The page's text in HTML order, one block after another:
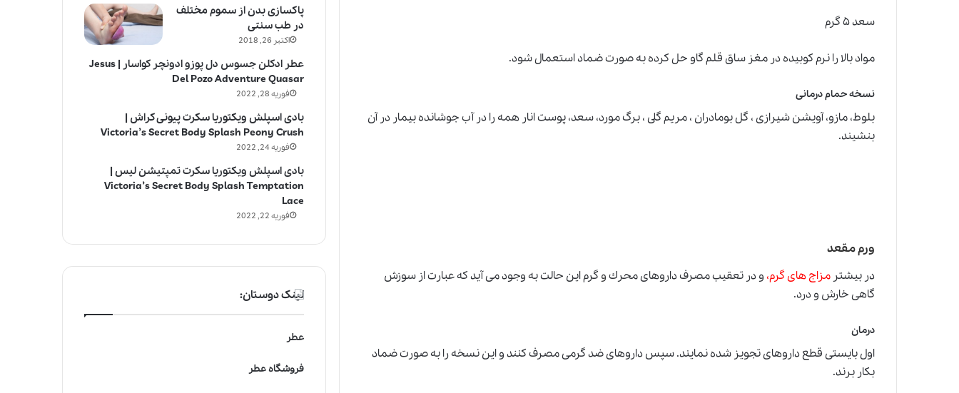
سعد ۵ گرم
مواد بالا را نرم كوبيده در مغز ساق قلم گاو حل كرده به صورت ضماد استعمال شود.
نسخه حمام درمانی
بلوط، مازو، آويشن شيرازى ، گل بومادران ، مريم گلى ، برگ مورد، سعد، پوست انار همه را در آب جوشانده بيمار در آن
بنشيند.
ورم مقعد
در بيشتر مزاج هاى گرم، و در تعقيب مصرف داروهاى محركو گرم اين حالت به وجود مى آيد كه عبارت از سوزش
گاهى خارش و درد.
درمان
اول بايستى قطع داروهاى تجويز شده نمايند. سپس داروهاى ضد گرمى مصرف كنند و اين نسخه را به صورت ضماد
بكار برند.
پاکسازی بدن از سموم مختلف
در طب سنتی
اکتبر 26, 2018
عطر ادکلن جسوس دل پوزو ادونچر کواسار | Jesus
Del Pozo Adventure Quasar
فوریه 28, 2022
بادی اسپلش ویکتوریا سکرت پیونی کراش |
Victoria’s Secret Body Splash Peony Crush
فوریه 24, 2022
بادی اسپلش ویکتوریا سکرت تمپتیشن لیس |
Victoria’s Secret Body Splash Temptation
Lace
فوریه 22, 2022
لینک دوستان:
عطر
فروشگاه عطر